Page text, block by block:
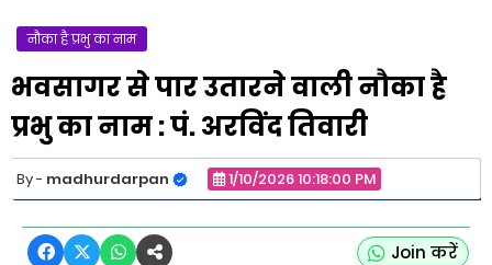
नौका है प्रभु का नाम
भवसागर से पार उतारने वाली नौका है
प्रभु का नाम : पं. अरविंद तिवारी
madhurdarpan 1/10/2026 10:18:00 PM
Join करें